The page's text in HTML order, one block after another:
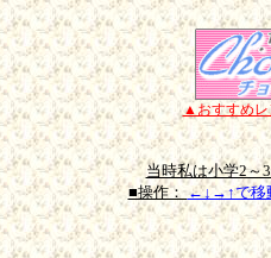
▲おすすめレ
当時私は小学2～
■操作：←↓→↑で移